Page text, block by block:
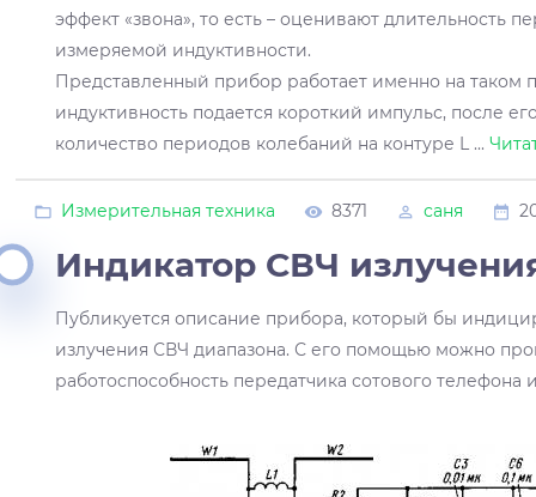
эффект «звона», то есть – оценивают длительность
измеряемой индуктивности.
Представленный прибор работает именно на таком
индуктивность подается короткий импульс, после
количество периодов колебаний на контуре L ...
Измерительная техника 8371 саня
Индикатор СВЧ
Публикуется описание прибора, который бы
излучения СВЧ диапазона. С его помощью можно
работоспособность передатчика сотового телефона